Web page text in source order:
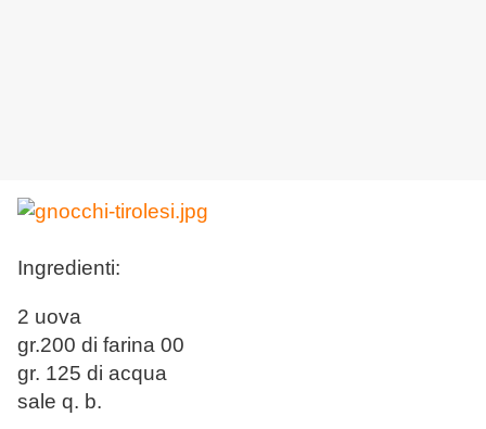
Ingredienti:
2 uova
gr.200 di farina 00
gr. 125 di acqua
sale q. b.